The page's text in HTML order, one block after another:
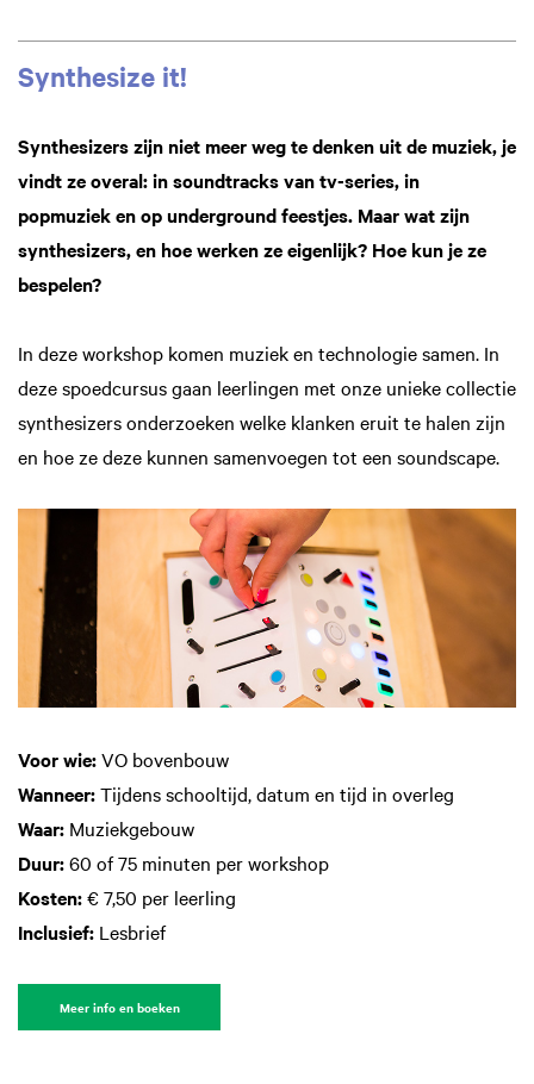
Synthesize it!
Synthesizers zijn niet meer weg te denken uit de muziek, je
vindt ze overal: in soundtracks van tv-series, in
popmuziek en op underground feestjes. Maar wat zijn
synthesizers, en hoe werken ze eigenlijk? Hoe kun je ze
bespelen?
In deze workshop komen muziek en technologie samen. In
deze spoedcursus gaan leerlingen met onze unieke collectie
synthesizers onderzoeken welke klanken eruit te halen zijn
en hoe ze deze kunnen samenvoegen tot een soundscape.
Voor wie:VO bovenbouw
Wanneer:Tijdens schooltijd, datum en tijd in overleg
Waar: Muziekgebouw
Duur:60 of 75 minuten per workshop
Kosten:€ 7,50 per leerling
Inclusief: Lesbrief
Meer info en boeken